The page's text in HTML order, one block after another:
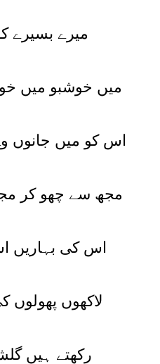
میرے بسیرے
میں خوشبو میں
اس کو میں جانوں
مجھ سے چھو کر
اس کی بہاریں
لاکھوں پھولوں
رکھتے ہیں